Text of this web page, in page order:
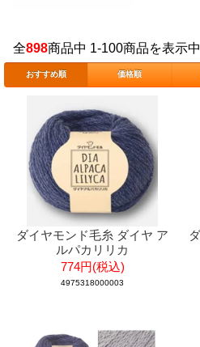
全898商品中 1-100商品を表示中
おすすめ順 価格順
ダイヤモンド毛糸 ダイヤ ア
ルパカリリカ
774円(税込)
4975318000003